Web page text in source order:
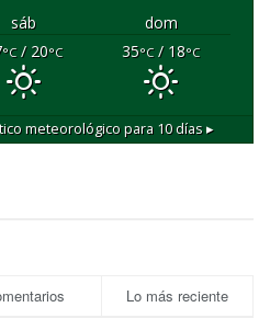
sáb
dom
°C/ 20°C 35°C/ 18°C
meteorológico para 10 días ▸
Lo más reciente